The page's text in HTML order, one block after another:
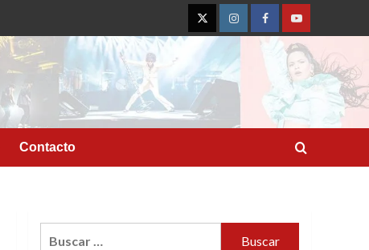
TwitterInstagramFacebookYouTube
Contacto